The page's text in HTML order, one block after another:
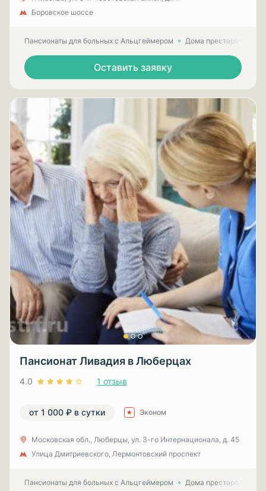
Боровское шоссе
Пансионаты для больных с Альцгеймером Дома престарелых
Оставить заявку
Пансионат Ливадия в Люберцах
4.0 1 отзыв
от 1 000 ₽ в сутки Эконом
Московская обл., Люберцы, ул. 3-гo Интернационала, д. 45
Улица Дмитриевского, Лермонтовский проспект
Пансионаты для больных с Альцгеймером Дома престарелых